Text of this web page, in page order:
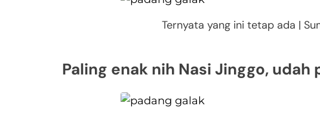
Ternyata yang ini tetap ada |
Paling enak nih Nasi Jinggo,